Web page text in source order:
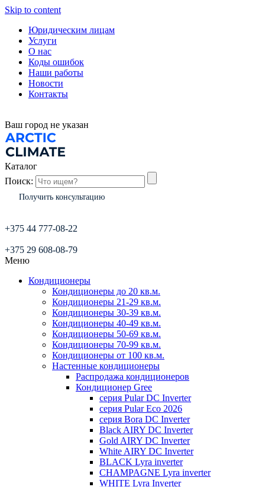
Skip to content
Юридическим лицам
Услуги
О нас
Коды ошибок
Наши работы
Новости
Контакты
Ваш город не указан
Каталог
Поиск:
Получить консультацию
+375 44 777-08-22
+375 29 608-08-79
Меню
Кондиционеры
Кондиционеры до 20 кв.м.
Кондиционеры 21-29 кв.м.
Кондиционеры 30-39 кв.м.
Кондиционеры 40-49 кв.м.
Кондиционеры 50-69 кв.м.
Кондиционеры 70-99 кв.м.
Кондиционеры от 100 кв.м.
Настенные кондиционеры
Распродажа кондиционеров
Кондиционер Gree
серия Pular DC Inverter
серия Pular Eco 2026
серия Bora DC Inverter
Black AIRY DC Inverter
Gold AIRY DC Inverter
White AIRY DC Inverter
BLACK Lyra inverter
CHAMPAGNE Lyra inverter
WHITE Lyra Inverter